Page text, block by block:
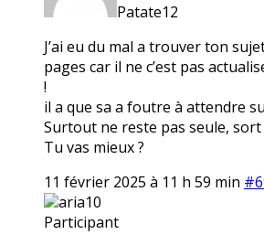
Patate12
J’ai eu du mal a trouver ton
pages car il ne c’est pas
!
il a que sa a foutre à attendre
Surtout ne reste pas seule, sort
Tu vas mieux ?
11 février 2025 à 11 h 59 min
aria10
Participant